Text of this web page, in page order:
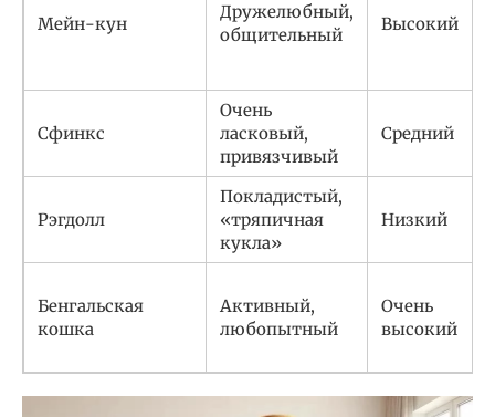
Мейн-кун
Дружелюбный,
общительный
Высокий
Сфинкс
Очень
ласковый,
привязчивый
Средний
Рэгдолл
Покладистый,
«тряпичная
кукла»
Низкий
Бенгальская
кошка
Активный,
любопытный
Очень
высокий